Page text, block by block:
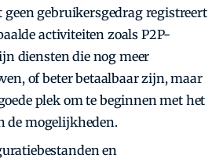
geen gebruikersgedrag registreert
activiteiten zoals P2P-
diensten die nog meer
of beter betaalbaar zijn, maar
plek om te beginnen met het
de mogelijkheden.
en